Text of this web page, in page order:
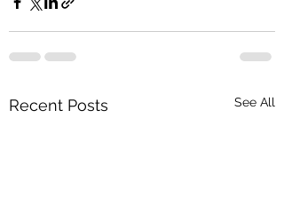
Recent Posts See All